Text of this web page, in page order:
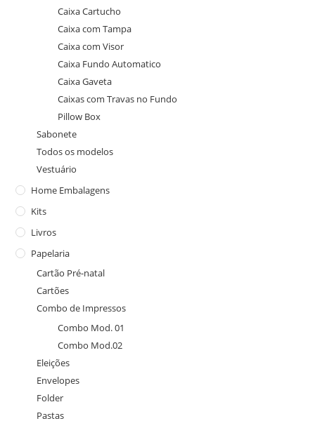
Caixa Cartucho
Caixa com Tampa
Caixa com Visor
Caixa Fundo Automatico
Caixa Gaveta
Caixas com Travas no Fundo
Pillow Box
Sabonete
Todos os modelos
Vestuário
Home Embalagens
Kits
Livros
Papelaria
Cartão Pré-natal
Cartões
Combo de Impressos
Combo Mod. 01
Combo Mod.02
Eleições
Envelopes
Folder
Pastas